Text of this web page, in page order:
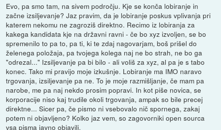
Evo, pa smo tam, na sivem področju. Kje se konča lobiranje in
začne izsiljevanje? Jaz pravim, da je lobiranje poskus vplivanja pri
katerem nekomu ne zagroziš direktno. Recimo iz lobiranja za
kakega kandidata kje na državni ravni - če bo xyz izvoljen, se bo
spremenilo to pa to, pa ti, ki te zdaj nagovarjam, boš prišel do
želenega položaja, pa tvojega kolega naj ne bo strah, ne bo ga
"odrezal..." Izsiljevanje pa bi bilo - ali voliš za xyz, al pa je s tabo
konec. Tako mi pravijo moje izkušnje. Lobiranje ma IMO naravo
trgovanja, izsiljevanje pa ne. To je moje razmišljanje, če mam pa
narobe, me pa naj nekdo prosim popravi. In kot piše novica, se
korporacije niso kaj trudile okoli trgovanja, ampak so bile precej
direktne... Sicer pa, če pismo ni vsebovalo nič spornega, zakaj
potem ni objavljeno? Kolko jaz vem, so zagovorniki open sourca
vsa pisma javno objavili.